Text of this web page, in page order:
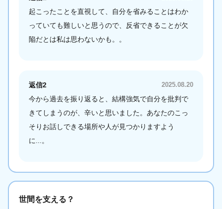
起こったことを直視して、自分を省みることはわか
っていても難しいと思うので、反省できることが欠
陥だとは私は思わないかも。。
返信2 2025.08.20
今から過去を振り返ると、結構強気で自分を批判で
きてしまうのが、辛いと思いました。あなたのこっ
そりお話しできる場所や人が見つかりますよう
に...。
世間を支える？